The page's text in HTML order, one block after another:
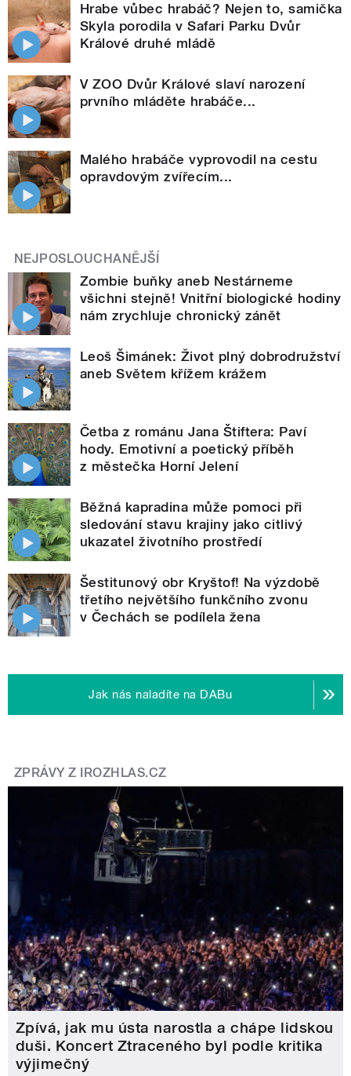
Hrabe vůbec hrabáč? Nejen to, samička
Skyla porodila v Safari Parku Dvůr
Králové druhé mládě
V ZOO Dvůr Králové slaví narození
prvního mláděte hrabáče...
Malého hrabáče vyprovodil na cestu
opravdovým zvířecím...
NEJPOSLOUCHANĚJŠÍ
Zombie buňky aneb Nestárneme
všichni stejně! Vnitřní biologické hodiny
nám zrychluje chronický zánět
Leoš Šimánek: Život plný dobrodružství
aneb Světem křížem krážem
Četba z románu Jana Štiftera: Paví
hody. Emotivní a poetický příběh
z městečka Horní Jelení
Běžná kapradina může pomoci při
sledování stavu krajiny jako citlivý
ukazatel životního prostředí
Šestitunový obr Kryštof! Na výzdobě
třetího největšího funkčního zvonu
v Čechách se podílela žena
Jak nás naladíte na DABu
ZPRÁVY Z IROZHLAS.CZ
Zpívá, jak mu ústa narostla a chápe lidskou
duši. Koncert Ztraceného byl podle kritika
výjimečný